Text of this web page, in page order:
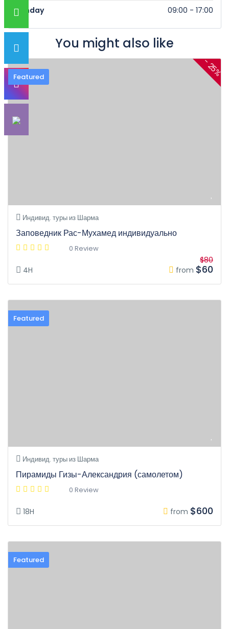
Sunday 09:00 - 17:00
You might also like
Featured - 25%
Индивид. туры из Шарма
Заповедник Рас-Мухамед индивидуально
0 Review
4H from
$80
$60
Featured
Индивид. туры из Шарма
Пирамиды Гизы-Александрия (самолетом)
0 Review
18H from $600
Featured